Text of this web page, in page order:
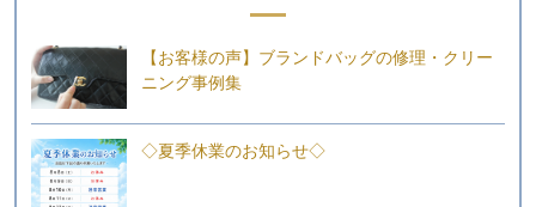
【お客様の声】ブランドバッグの修理・クリー
ニング事例集
◇夏季休業のお知らせ◇